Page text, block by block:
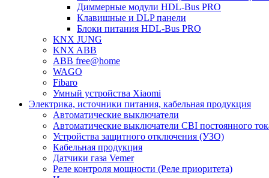
Диммерные модули HDL-Bus PRO
Клавишные и DLP панели
Блоки питания HDL-Bus PRO
KNX JUNG
KNX ABB
ABB free@home
WAGO
Fibaro
Умный устройства Xiaomi
Электрика, источники питания, кабельная продукция
Автоматические выключатели
Автоматические выключатели CBI постоянного
Устройства защитного отключения (УЗО)
Кабельная продукция
Датчики газа Vemer
Реле контроля мощности (Реле приоритета)